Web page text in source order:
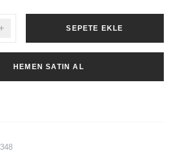
SEPETE EKLE
HEMEN SATIN AL